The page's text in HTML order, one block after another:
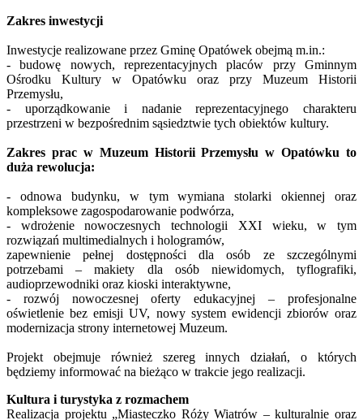
Zakres inwestycji
Inwestycje realizowane przez Gminę Opatówek obejmą m.in.:
- budowę nowych, reprezentacyjnych placów przy Gminnym
Ośrodku Kultury w Opatówku oraz przy Muzeum Historii
Przemysłu,
- uporządkowanie i nadanie reprezentacyjnego charakteru
przestrzeni w bezpośrednim sąsiedztwie tych obiektów kultury.
Zakres prac w Muzeum Historii Przemysłu w Opatówku to
duża rewolucja:
- odnowa budynku, w tym wymiana stolarki okiennej oraz
kompleksowe zagospodarowanie podwórza,
- wdrożenie nowoczesnych technologii XXI wieku, w tym
rozwiązań multimedialnych i hologramów,
zapewnienie pełnej dostępności dla osób ze szczególnymi
potrzebami – makiety dla osób niewidomych, tyflografiki,
audioprzewodniki oraz kioski interaktywne,
- rozwój nowoczesnej oferty edukacyjnej – profesjonalne
oświetlenie bez emisji UV, nowy system ewidencji zbiorów oraz
modernizacja strony internetowej Muzeum.
Projekt obejmuje również szereg innych działań, o których
będziemy informować na bieżąco w trakcie jego realizacji.
Kultura i turystyka z rozmachem
Realizacja projektu „Miasteczko Róży Wiatrów – kulturalnie oraz